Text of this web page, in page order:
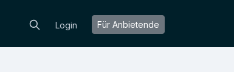
Login Für Anbietende